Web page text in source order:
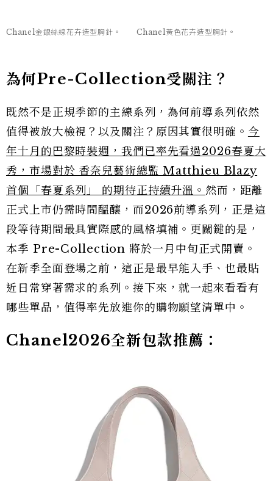
Chanel金銀絲線花卉造型胸針。 Chanel黃色花卉造型胸針。
為何Pre-Collection受關注？
既然不是正規季節的主線系列，為何前導系列依然
值得被放大檢視？以及關注？原因其實很明確。 今
年十月的巴黎時裝週，我們已率先看過2026春夏大
秀，市場對於 香奈兒藝術總監 Matthieu Blazy
首個「春夏系列」 的期待正持續升溫。 然而，距離
正式上市仍需時間醞釀，而2026前導系列，正是這
段等待期間最具實際感的風格填補。更關鍵的是，
本季 Pre-Collection 將於一月中旬正式開賣。
在新季全面登場之前，這正是最早能入手、也最貼
近日常穿著需求的系列。接下來，就一起來看看有
哪些單品，值得率先放進你的購物願望清單中。
Chanel2026全新包款推薦：